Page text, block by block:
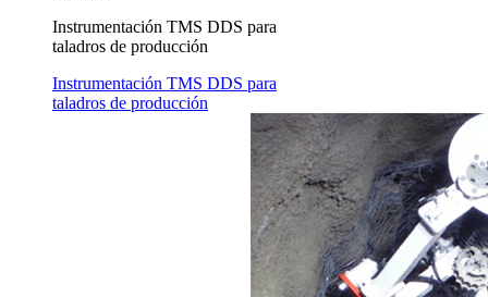
Instrumentación TMS DDS para
taladros de producción
Instrumentación TMS DDS para
taladros de producción